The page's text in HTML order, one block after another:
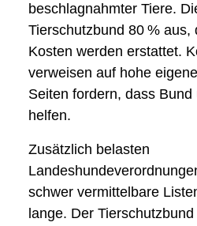
beschlagnahmter Tiere.
Tierschutzbund 80 % aus,
Kosten werden erstattet.
verweisen auf hohe
Seiten fordern, dass
helfen.
Zusätzlich belasten
schwer vermittelbare
lange. Der